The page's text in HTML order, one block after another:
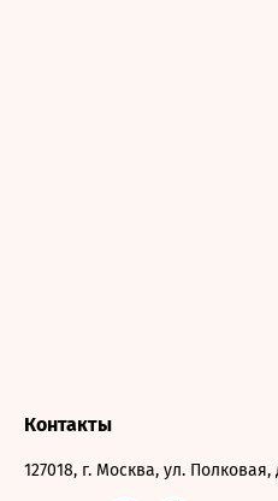
Контакты
127018, г. Москва, ул. Полковая,